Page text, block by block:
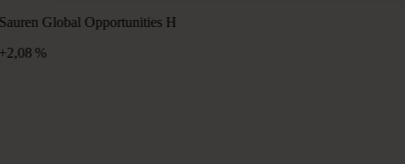
Global Opportunities H
%